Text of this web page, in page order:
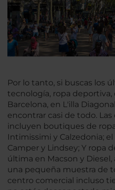
Por lo tanto, si buscas los
tecnología, ropa
Barcelona, en L'illa
encontrar casi de todo.
incluyen boutiques de
Intimissimi y Calzedonia;
Camper y Lindsey; Y ropa
última en Macson y
una pequeña muestra de
centro comercial incluso